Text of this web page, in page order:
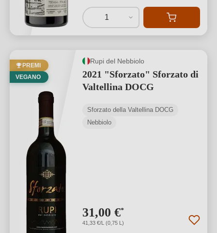
1
PREMI
VEGANO
Rupi del Nebbiolo
2021 "Sforzato" Sforzato di
Valtellina DOCG
Sforzato della Valtellina DOCG
Nebbiolo
31,00 €*
41,33 €/L (0,75 L)